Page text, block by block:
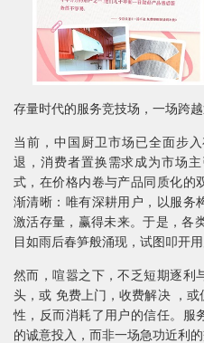
存量时代的服务竞技场，一场跨
当前，中国厨卫市场已全面步
退，消费者置换需求成为市场
式，在价格内卷与产品同质化的
渐清晰：唯有深耕用户，以服务
激活存量，赢得未来。于是，各
目如雨后春笋般涌现，试图叩开
然而，喧嚣之下，不乏短期逐利
头，或 免费上门，收费解决 ，
性，反而消耗了用户的信任。服
的诚意投入，而非一场急功近利的